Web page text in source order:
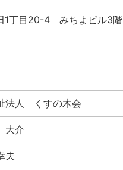
1丁目20-4 みちよビル3階
法人 くすの木会
大介
夫